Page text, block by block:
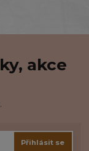
akce
Přihlásit se